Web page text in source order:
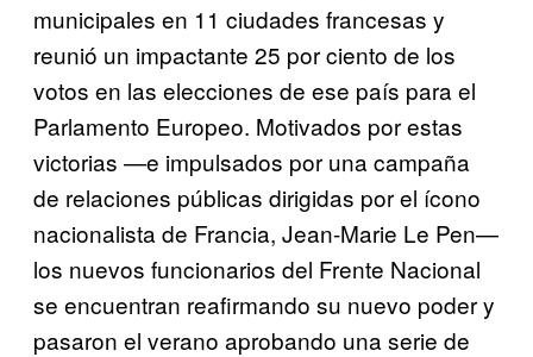
municipales en 11 ciudades francesas y
reunió un impactante 25 por ciento de los
votos en las elecciones de ese país para el
Parlamento Europeo. Motivados por estas
victorias —e impulsados por una campaña
de relaciones públicas dirigidas por el ícono
nacionalista de Francia, Jean-Marie Le Pen—
los nuevos funcionarios del Frente Nacional
se encuentran reafirmando su nuevo poder y
pasaron el verano aprobando una serie de